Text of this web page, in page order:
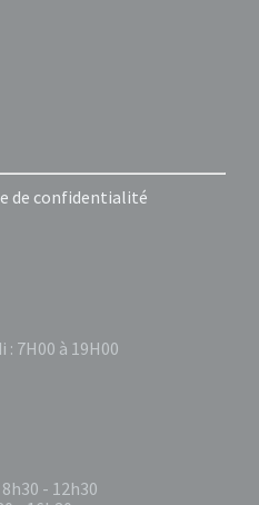
de confidentialité
: 7H00 à 19H00
- 12h30